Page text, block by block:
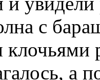
с
клочьями
а